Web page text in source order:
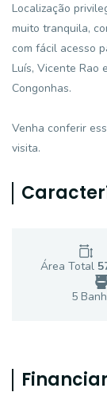
Localização
muito tranquila,
com fácil acesso
Luís, Vicente Rao
Congonhas.
Venha conferir
visita.
Área Total
5